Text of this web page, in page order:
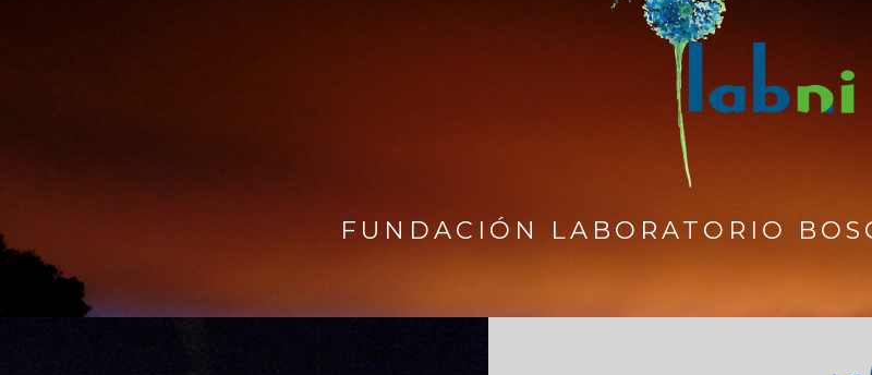
FUNDACIÓN LABORATORIO